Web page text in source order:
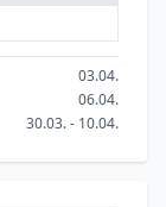
03.04.
06.04.
30.03. - 10.04.